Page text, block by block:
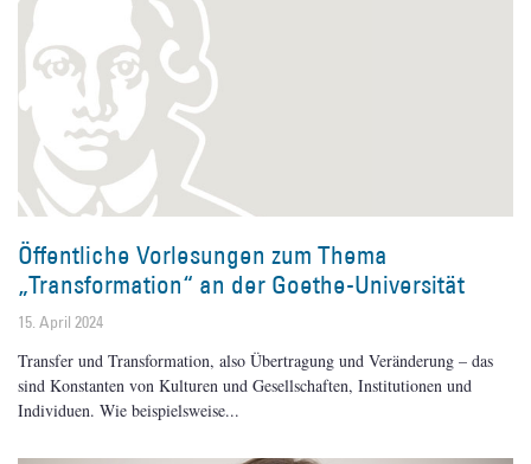
Öffentliche Vorlesungen zum Thema
„Transformation“ an der Goethe-Universität
15. April 2024
Transfer und Transformation, also Übertragung und Veränderung – das
sind Konstanten von Kulturen und Gesellschaften, Institutionen und
Individuen. Wie beispielsweise